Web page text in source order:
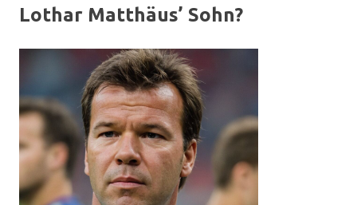
Lothar Matthäus’ Sohn?